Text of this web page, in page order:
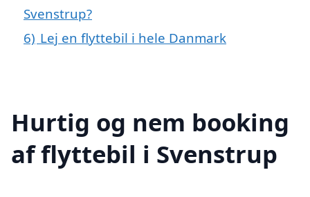
Svenstrup?
6) Lej en flyttebil i hele Danmark
Hurtig og nem booking
af flyttebil i Svenstrup